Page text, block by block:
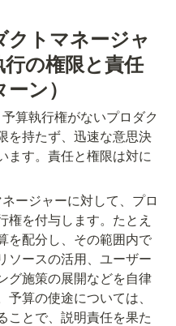
クトマネージャ
の権限と責任
ン）
算執行権がないプロダク
を持たず、迅速な意思決
ます。責任と権限は対に
ージャーに対して、プロ
権を付与します。たとえ
を配分し、その範囲内で
ソースの活用、ユーザー
グ施策の展開などを自律
算の使途については、
ことで、説明責任を果た